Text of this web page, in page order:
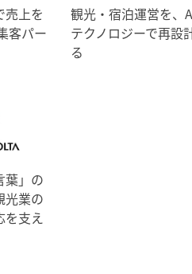
売上を
客パー
観光・宿泊運営を、
テクノロジーで再設
る
葉」の
光業の
支え